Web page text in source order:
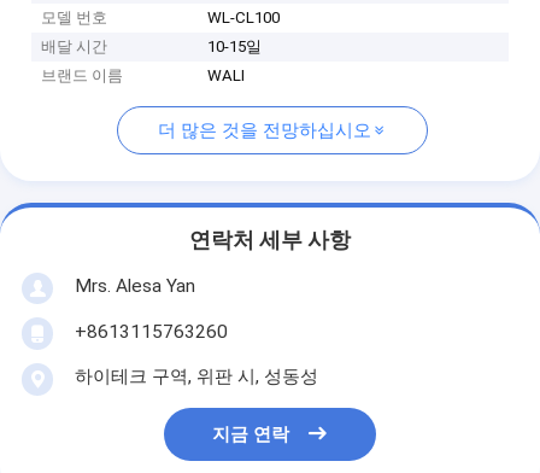
모델 번호
WL-CL100
배달 시간
10-15일
브랜드 이름
WALI
더 많은 것을 전망하십시오
연락처 세부 사항
Mrs. Alesa Yan
+8613115763260
하이테크 구역, 위판 시, 성동성
지금 연락